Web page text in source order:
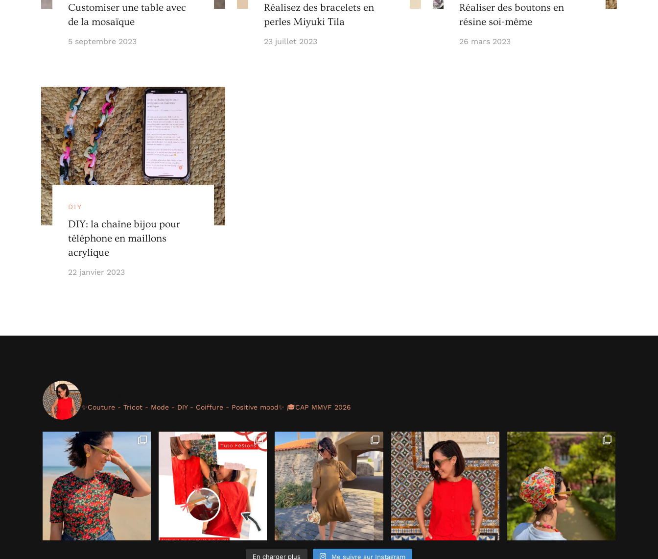
Customiser une table avec
de la mosaïque
5 septembre 2023
Réalisez des bracelets en
perles Miyuki Tila
23 juillet 2023
Réaliser des boutons en
résine soi-même
26 mars 2023
DIY
DIY: la chaîne bijou pour
téléphone en maillons
acrylique
22 janvier 2023
✨Couture - Tricot - Mode - DIY - Coiffure - Positive mood✨ 🎓CAP MMVF 2026
En charger plus Me suivre sur Instagram